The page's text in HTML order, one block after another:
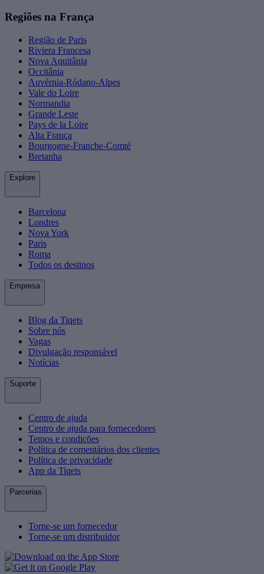
Regiões na França
Região de Paris
Riviera Francesa
Nova Aquitânia
Occitânia
Auvérnia-Ródano-Alpes
Vale do Loire
Normandia
Grande Leste
Pays de la Loire
Alta França
Bourgogne-Franche-Comté
Bretanha
Explore
Barcelona
Londres
Nova York
Paris
Roma
Todos os destinos
Empresa
Blog da Tiqets
Sobre nós
Vagas
Divulgação responsável
Notícias
Suporte
Centro de ajuda
Centro de ajuda para fornecedores
Temos e condições
Política de comentários dos clientes
Política de privacidade
App da Tiqets
Parcerias
Torne-se um fornecedor
Torne-se um distribuidor